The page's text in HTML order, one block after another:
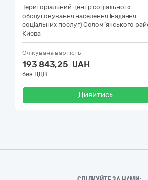
Територіальний центр соціального
обслуговування населення (надання
соціальних послуг) Солом`янського
Києва
Очікувана вартість
193 843,25 UAH
без ПДВ
Дивитись